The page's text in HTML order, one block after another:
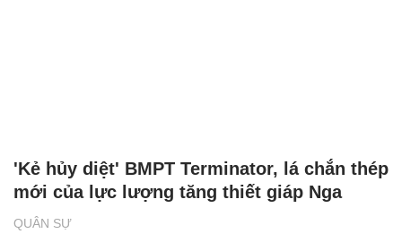
QUÂN SỰ
'Kẻ hủy diệt' BMPT Terminator, lá chắn thép
mới của lực lượng tăng thiết giáp Nga